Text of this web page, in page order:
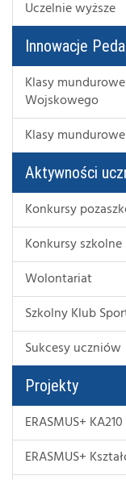
Uczelnie wyższe
Innowacje
Klasy
Wojskowego
Klasy
Aktywności
Konkursy
Konkursy szkolne
Wolontariat
Szkolny Klub
Sukcesy uczniów
Projekty
ERASMUS+
ERASMUS+